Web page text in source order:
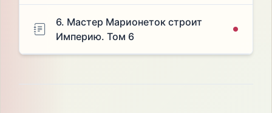
6. Мастер Марионеток строит
Империю. Том 6